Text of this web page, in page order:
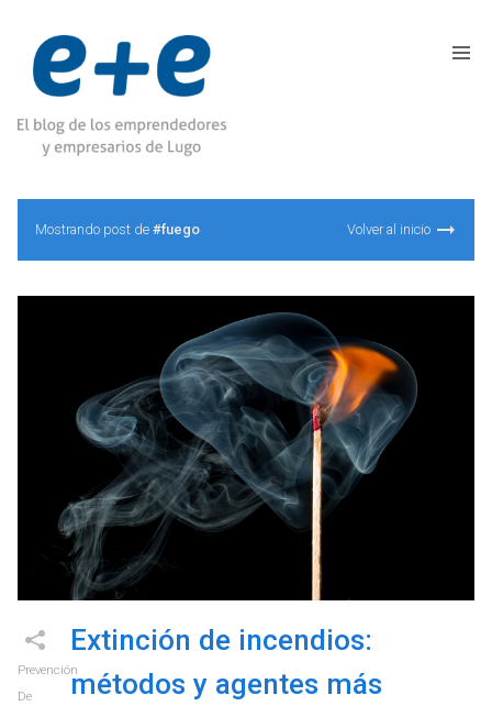
Mostrando post de #fuego Volver al inicio
Prevención
De
Extinción de incendios:
métodos y agentes más